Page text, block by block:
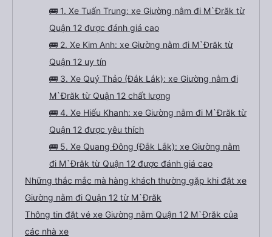
🚌 1. Xe Tuấn Trung: xe Giường nằm đi M`Đrăk từ
Quận 12 được đánh giá cao
🚌 2. Xe Kim Anh: xe Giường nằm đi M`Đrăk từ
Quận 12 uy tín
🚌 3. Xe Quý Thảo (Đắk Lắk): xe Giường nằm đi
M`Đrăk từ Quận 12 chất lượng
🚌 4. Xe Hiếu Khanh: xe Giường nằm đi M`Đrăk từ
Quận 12 được yêu thích
🚌 5. Xe Quang Đông (Đắk Lắk): xe Giường nằm
đi M`Đrăk từ Quận 12 được đánh giá cao
Những thắc mắc mà hàng khách thường gặp khi đặt xe
Giường nằm đi Quận 12 từ M`Đrăk
Thông tin đặt vé xe Giường nằm Quận 12 M`Đrăk của
các nhà xe